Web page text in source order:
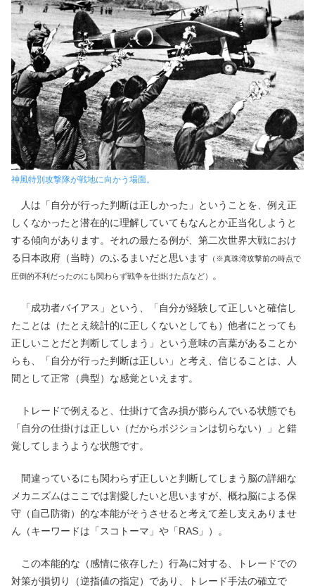
神風特別攻撃隊が戦地に向かう場面。
人は「自分が行った判断は正しかった」ということを、例え正
しくなかったと潜在的に理解していてもなんとか正当化しようと
する傾向があります。それの最たる例が、第二次世界大戦におけ
る日本政府（当時）のふるまいだと思います （※真珠湾攻撃前の時点で
圧倒的不利だったのにも関わらず戦争を仕掛けた点など） 。
「成功者バイアス」という、「自分が経験して正しいと確信し
たことは（たとえ統計的に正しくないとしても）他者にとっても
正しいことだと判断してしまう」という意味の言葉があることか
らも、「自分が行った判断は正しい」と考え、信じることは、人
間として正常（典型）な感覚といえます。
トレードで例えると、仕掛けて含み損が膨らんでいる状態でも
「自分の仕掛けは正しい（だからポジションは切らない）」と錯
覚してしまうような状態です。
間違っているにも関わらず正しいと判断してしまう脳の詳細な
メカニズムはここでは割愛したいと思いますが、概ね脳による保
守（自己防衛）的な本能がそうさせると考えて差し支えありませ
ん（キーワードは「スコトーマ」や「RAS」）。
この本能的な（感情に依存した）行為に対する、トレードでの
対策が損切り（逆指値の指定）であり、トレード手法の確立で